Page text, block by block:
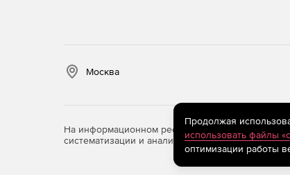
Москва
На информационном ресурсе store.softline.ru
систематизации и анализа сведений,
Продолжая
использовать файлы
оптимизации работы